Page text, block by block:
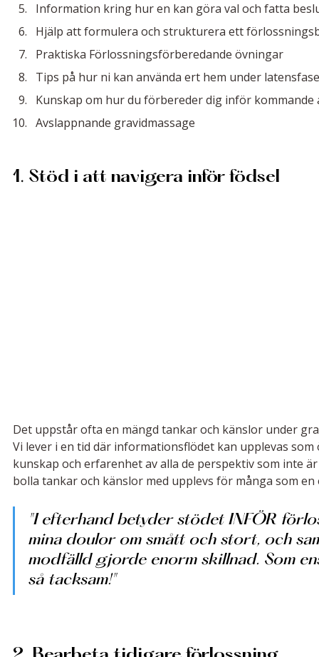
Information kring hur en kan göra val och fatta
Hjälp att formulera och strukturera ett
Praktiska Förlossningsförberedande övningar
Tips på hur ni kan använda ert hem under
Kunskap om hur du förbereder dig inför kommande
Avslappnande gravidmassage
1. Stöd i att navigera inför födsel
Det uppstår ofta en mängd tankar och känslor under
Vi lever i en tid där informationsflödet kan upplevas
kunskap och erfarenhet av alla de perspektiv som inte
bolla tankar och känslor med upplevs för många som
"I efterhand betyder stödet INFÖR
mina doulor om smått och stort, och
modfälld gjorde enorm skillnad. Som
så tacksam!"